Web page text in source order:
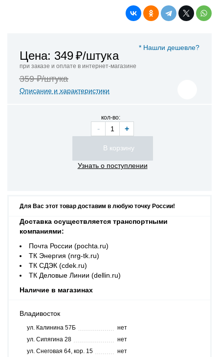
* Нашли дешевле?
Цена: 349₽/штука
при заказе и оплате в интернет-магазине
359 ₽/штука
Описание и характеристики
кол-во:
- +
Узнать о поступлении
Для Вас этот товар доставим в любую точку России!
Доставка осуществляется транспортными
компаниями:
Почта России (pochta.ru)
ТК Энергия (nrg-tk.ru)
ТК СДЭК (cdek.ru)
ТК Деловые Линии (dellin.ru)
Наличие в магазинах
Владивосток
ул. Калинина 57Б
нет
ул. Сипягина 28
нет
ул. Снеговая 64, кор. 15
нет